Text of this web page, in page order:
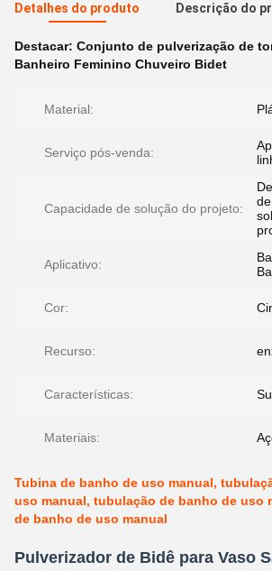
Detalhes do produto Descrição do
Destacar: Conjunto de pulverização de
Banheiro Feminino Chuveiro Bidet
Material:
Serviço pós-venda:
Capacidade de solução do projeto:
Aplicativo:
Cor:
Recurso:
Características:
Materiais:
Tubina de banho de uso manual,
uso manual, tubulação de banho de uso
de banho de uso manual
Pulverizador de Bidê para Vaso